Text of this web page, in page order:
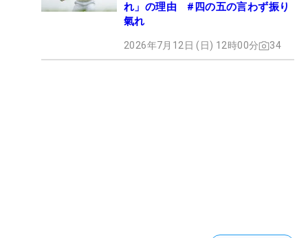
れ」の理由 #四の五の言わず振り
氣れ
2026年7月12日 (日) 12時00分 34